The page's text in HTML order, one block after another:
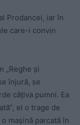
Prodancei, iar în
care-i convin
„Reghe și
înjură, se
câțiva pumni. Ea
el o trage de
mașină parcată în